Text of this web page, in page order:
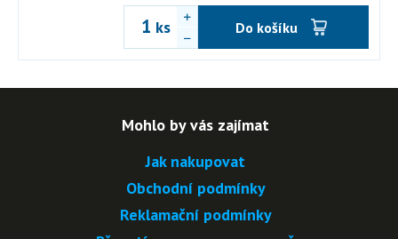
ks Do košíku
Mohlo by vás zajímat
Jak nakupovat
Obchodní podmínky
Reklamační podmínky